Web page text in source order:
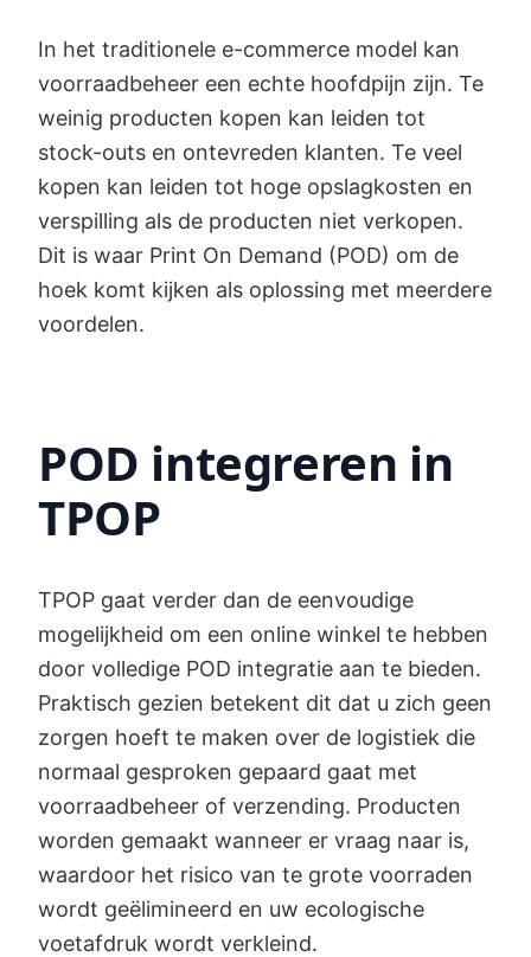
In het traditionele e-commerce model kan
voorraadbeheer een echte hoofdpijn zijn. Te
weinig producten kopen kan leiden tot
stock-outs en ontevreden klanten. Te veel
kopen kan leiden tot hoge opslagkosten en
verspilling als de producten niet verkopen.
Dit is waar Print On Demand (POD) om de
hoek komt kijken als oplossing met meerdere
voordelen.
POD integreren in
TPOP
TPOP gaat verder dan de eenvoudige
mogelijkheid om een online winkel te hebben
door volledige POD integratie aan te bieden.
Praktisch gezien betekent dit dat u zich geen
zorgen hoeft te maken over de logistiek die
normaal gesproken gepaard gaat met
voorraadbeheer of verzending. Producten
worden gemaakt wanneer er vraag naar is,
waardoor het risico van te grote voorraden
wordt geëlimineerd en uw ecologische
voetafdruk wordt verkleind.